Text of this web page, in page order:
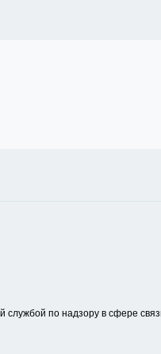
службой по надзору в сфере